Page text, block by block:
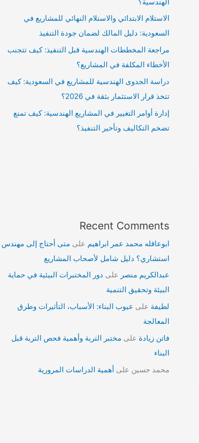
الاستلام الابتدائي والاستلام النهائي للمشاريع في
السعودية: دليل المالك لضمان جودة التنفيذ
مراجعة المخططات الهندسية قبل التنفيذ: كيف تتجنب
الأخطاء المكلفة في المشاريع؟
دراسة الجدوى الهندسية للمشاريع في السعودية: كيف
تتخذ قرار الاستثمار بثقة في 2026؟
إدارة أوامر التغيير في المشاريع الهندسية: كيف تمنع
تضخم التكاليف وتأخير التنفيذ؟
Recent Comments
ابوعاقله محمد عمر ابراهيم على متى أحتاج إلى مهندس
استشاري؟ دليل شامل لأصحاب المشاريع
عبدالكريم منصر على دور المختبرات البيئية في حماية
البيئة وتحقيق التنمية
لطيفة على عيوب البناء: الأسباب، التأثيرات وطرق
المعالجة
فاتن زيادة على مختبر التربة وأهمية فحص التربة قبل
البناء
محمد حسين على أهمية الدراسات المرورية